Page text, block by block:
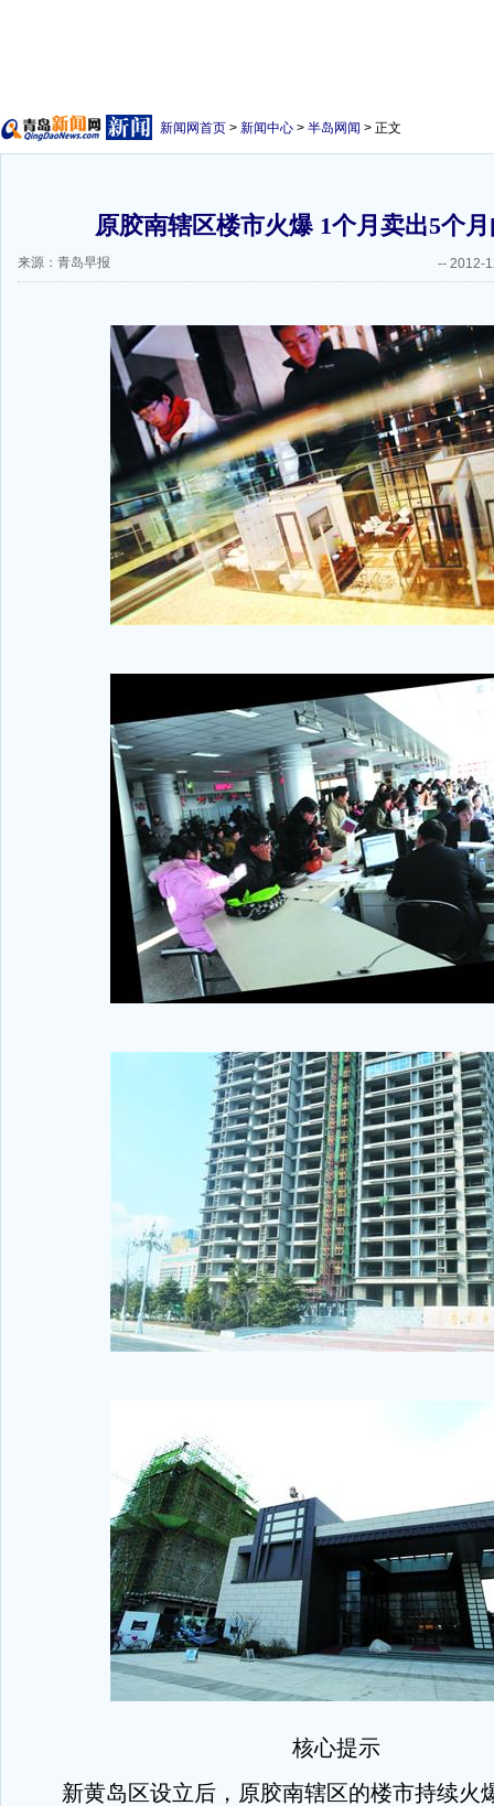
新闻网首页 > 新闻中心 > 半岛网闻 > 正文
原胶南辖区楼市火爆 1个月卖出5个
来源：青岛早报 -- 2012-
核心提示
新黄岛区设立后，原胶南辖区的楼市持续火